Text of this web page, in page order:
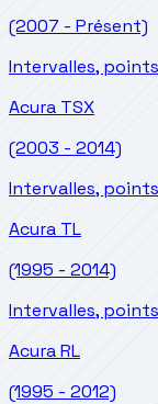
(2007 - Présent)
Intervalles, points
Acura TSX
(2003 - 2014)
Intervalles, points
Acura TL
(1995 - 2014)
Intervalles, points
AcuraRL
(1995 - 2012)